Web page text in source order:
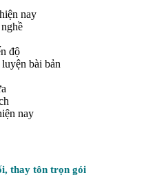
nay
độ
bài bản
nay
thay tôn trọn gói